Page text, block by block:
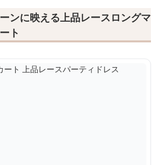
ンに映える上品レースロングマ
ト